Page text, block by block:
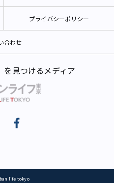
プライバシーポリシー
合わせ
を見つけるメディア
life tokyo